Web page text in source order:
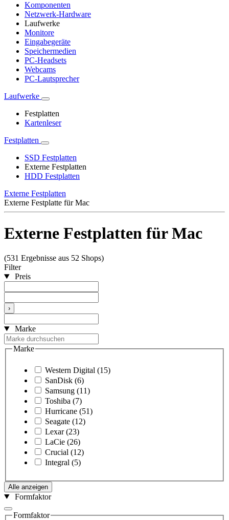
Komponenten
Netzwerk-Hardware
Laufwerke
Monitore
Eingabegeräte
Speichermedien
PC-Headsets
Webcams
PC-Lautsprecher
Laufwerke
Festplatten
Kartenleser
Festplatten
SSD Festplatten
Externe Festplatten
HDD Festplatten
Externe Festplatten
Externe Festplatte für Mac
Externe Festplatten für Mac
(531 Ergebnisse aus 52 Shops)
Filter
Preis
›
Marke
Marke
Western Digital (15)
SanDisk (6)
Samsung (11)
Toshiba (7)
Hurricane (51)
Seagate (12)
Lexar (23)
LaCie (26)
Crucial (12)
Integral (5)
Alle anzeigen
Formfaktor
Formfaktor